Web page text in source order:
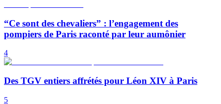
“Ce sont des chevaliers” : l’engagement des
pompiers de Paris raconté par leur aumônier
4
Des TGV entiers affrétés pour Léon XIV à Paris
5